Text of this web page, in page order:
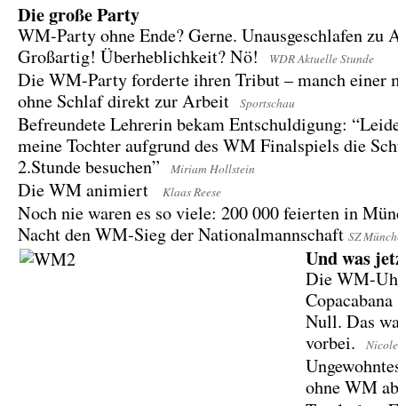
Die große Party
WM-Party ohne Ende? Gerne. Unausgeschlafen zu
Großartig! Überheblichkeit? Nö!
WDR Aktuelle Stunde
Die WM-Party forderte ihren Tribut – manch einer
ohne Schlaf direkt zur Arbeit
Sportschau
Befreundete Lehrerin bekam Entschuldigung:
meine Tochter aufgrund des WM Finalspiels die
2.Stunde besuchen”
Miriam Hollstein
Die WM animiert Klaas Reese
Noch nie waren es so viele: 200 000 feierten in
Nacht den WM-Sieg der Nationalmannschaft SZ
Und was
Die WM-
Null. Das
vorbei.
ohne WM